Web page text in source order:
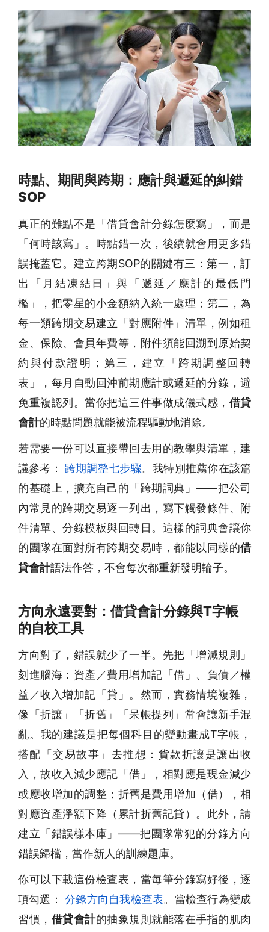
時點、期間與跨期：應計與遞延的糾錯
SOP
真正的難點不是「借貸會計分錄怎麼寫」，而是
「何時該寫」。時點錯一次，後續就會用更多錯
誤掩蓋它。建立跨期SOP的關鍵有三：第一，訂
出「月結凍結日」與「遞延／應計的最低門
檻」，把零星的小金額納入統一處理；第二，為
每一類跨期交易建立「對應附件」清單，例如租
金、保險、會員年費等，附件須能回溯到原始契
約與付款證明；第三，建立「跨期調整回轉
表」，每月自動回沖前期應計或遞延的分錄，避
免重複認列。當你把這三件事做成儀式感， 借貸
會計的時點問題就能被流程驅動地消除。
若需要一份可以直接帶回去用的教學與清單，建
議參考：
跨期調整七步驟。我特別推薦你在該篇
的基礎上，擴充自己的「跨期詞典」——把公司
內常見的跨期交易逐一列出，寫下觸發條件、附
件清單、分錄模板與回轉日。這樣的詞典會讓你
的團隊在面對所有跨期交易時，都能以同樣的借
貸會計語法作答，不會每次都重新發明輪子。
方向永遠要對：借貸會計分錄與T字帳
的自校工具
方向對了，錯誤就少了一半。先把「增減規則」
刻進腦海：資產／費用增加記「借」、負債／權
益／收入增加記「貸」。然而，實務情境複雜，
像「折讓」「折舊」「呆帳提列」常會讓新手混
亂。我的建議是把每個科目的變動畫成T字帳，
搭配「交易故事」去推想：貨款折讓是讓出收
入，故收入減少應記「借」，相對應是現金減少
或應收增加的調整；折舊是費用增加（借），相
對應資產淨額下降（累計折舊記貸）。此外，請
建立「錯誤樣本庫」——把團隊常犯的分錄方向
錯誤歸檔，當作新人的訓練題庫。
你可以下載這份檢查表，當每筆分錄寫好後，逐
項勾選：
分錄方向自我檢查表。當檢查行為變成
習慣， 借貸會計的抽象規則就能落在手指的肌肉